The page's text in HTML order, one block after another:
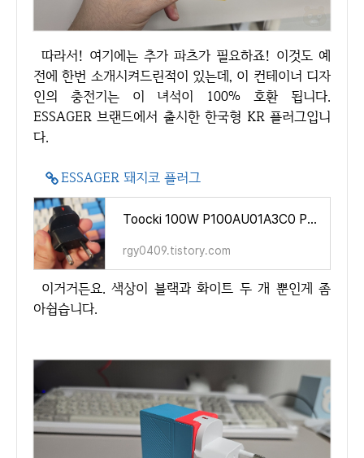
따라서! 여기에는 추가 파츠가 필요하죠! 이것도 예
전에 한번 소개시켜드린적이 있는데, 이 컨테이너 디자
인의 충전기는 이 녀석이 100% 호환 됩니다.
ESSAGER 브랜드에서 출시한 한국형 KR 플러그입니
다.
ESSAGER 돼지코 플러그
Toocki 100W P100AU01A3C0 PD충전기와 호환되는 ESSAGER 돼지코 플러그
rgy0409.tistory.com
이거거든요. 색상이 블랙과 화이트 두 개 뿐인게 좀
아쉽습니다.